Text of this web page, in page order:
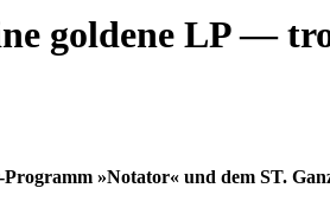
goldene LP —
»Notator« und dem ST.